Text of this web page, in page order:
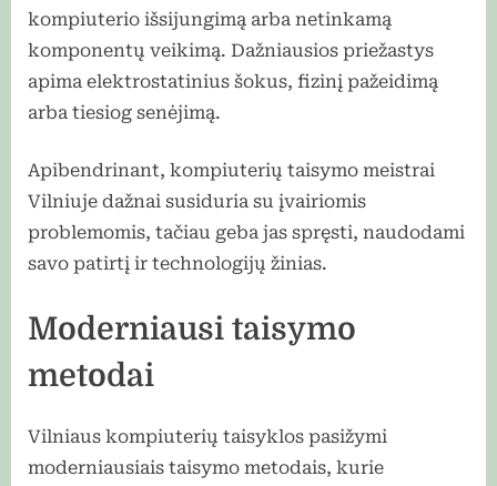
kompiuterio išsijungimą arba netinkamą
komponentų veikimą. Dažniausios priežastys
apima elektrostatinius šokus, fizinį pažeidimą
arba tiesiog senėjimą.
Apibendrinant, kompiuterių taisymo meistrai
Vilniuje dažnai susiduria su įvairiomis
problemomis, tačiau geba jas spręsti, naudodami
savo patirtį ir technologijų žinias.
Moderniausi taisymo
metodai
Vilniaus kompiuterių taisyklos pasižymi
moderniausiais taisymo metodais, kurie